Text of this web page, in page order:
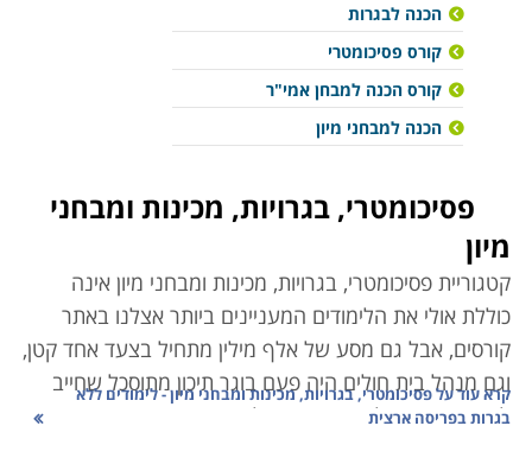
הכנה לבגרות
קורס פסיכומטרי
קורס הכנה למבחן אמי"ר
הכנה למבחני מיון
פסיכומטרי, בגרויות, מכינות ומבחני
מיון
קטגוריית פסיכומטרי, בגרויות, מכינות ומבחני מיון אינה
כוללת אולי את הלימודים המעניינים ביותר אצלנו באתר
קורסים, אבל גם מסע של אלף מילין מתחיל בצעד אחד קטן,
וגם מנהל בית חולים היה פעם בוגר תיכון מתוסכל שחייב
לשפר בגרויות ולהשיג ציון מעולה בפסיכומטרי, כזה שיאפשר
קרא עוד עלפסיכומטרי, בגרויות, מכינות ומבחני מיון - לימודים ללא
בגרות בפריסה ארצית